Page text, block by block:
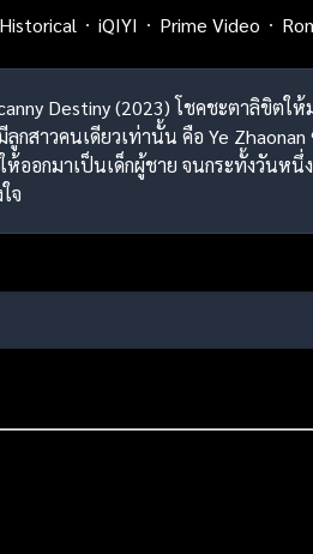
Historical iQIYI Prime Video
Destiny (2023) โชคชะตาลิขิต
ลูกสาวคนเดียวเท่านั้น คือ Ye
ห้ออกมาเป็นเด็กผู้ชาย จนกระทั้งวันหนึ่
จ